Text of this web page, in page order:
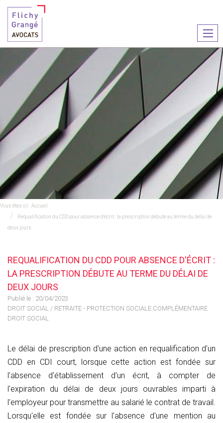
le
Vous êtes ici :Accueil
Requalification du CDD pour absence d'écrit : la prescription débute au terme du délai de
deux jours
REQUALIFICATION DU CDD POUR ABSENCE D'ÉCRIT :
LA PRESCRIPTION DÉBUTE AU TERME DU DÉLAI DE
DEUX JOURS
Publié le : 20/04/2023
DROIT SOCIAL / RETRAITE - PROTECTION SOCIALE COMPLÉMENTAIRE
DROIT SOCIAL
Le délai de prescription d'une action en requalification d'un
CDD en CDI court, lorsque cette action est fondée sur
l'absence d'établissement d'un écrit, à compter de
l'expiration du délai de deux jours ouvrables imparti à
l'employeur pour transmettre au salarié le contrat de travail.
Lorsqu'elle est fondée sur l'absence d'une mention au